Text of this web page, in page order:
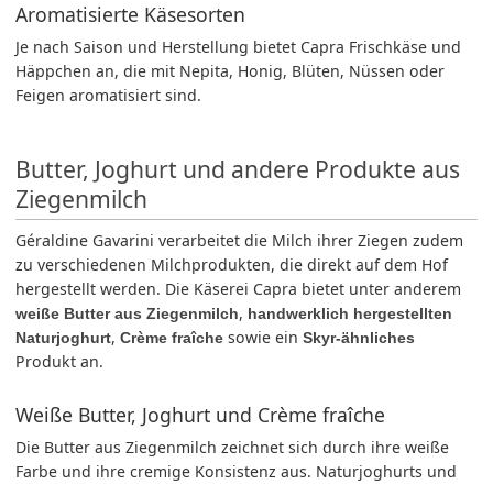
Aromatisierte Käsesorten
Je nach Saison und Herstellung bietet Capra Frischkäse und
Häppchen an, die mit Nepita, Honig, Blüten, Nüssen oder
Feigen aromatisiert sind.
Butter, Joghurt und andere Produkte aus
Ziegenmilch
Géraldine Gavarini verarbeitet die Milch ihrer Ziegen zudem
zu verschiedenen Milchprodukten, die direkt auf dem Hof
hergestellt werden. Die Käserei Capra bietet unter anderem
weiße Butter aus Ziegenmilch, handwerklich hergestellten
Naturjoghurt,Crème fraîche sowie einSkyr-ähnliches
Produkt an.
Weiße Butter, Joghurt und Crème fraîche
Die Butter aus Ziegenmilch zeichnet sich durch ihre weiße
Farbe und ihre cremige Konsistenz aus. Naturjoghurts und